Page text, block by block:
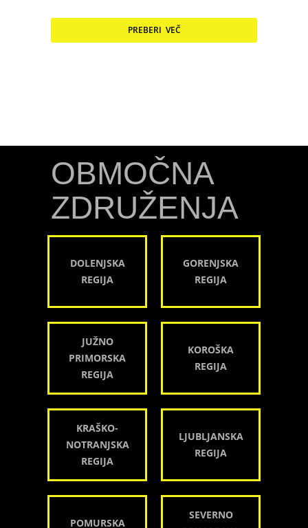
PREBERI VEČ
OBMOČNA
ZDRUŽENJA
DOLENJSKA
REGIJA
GORENJSKA
REGIJA
JUŽNO
PRIMORSKA
REGIJA
KOROŠKA
REGIJA
KRAŠKO-
NOTRANJSKA
REGIJA
LJUBLJANSKA
REGIJA
POMURSKA
SEVERNO